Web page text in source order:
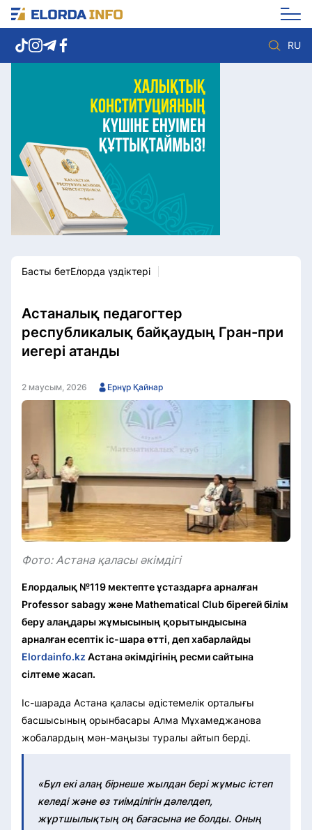
RU
Елорда жаңалықтары
Көзқарас
Саясат
Видео
Әлеумет
Экономика
Спорт
Мәдениет
Басты бетЕлорда үздіктері
Астаналық педагогтер
республикалық байқаудың Гран-при
иегері атанды
2 маусым, 2026 Ернұр Қайнар
Фото: Астана қаласы әкімдігі
Елордалық №119 мектепте ұстаздарға арналған
Professor sabagy және Mathematical Club бірегей білім
беру алаңдары жұмысының қорытындысына
арналған есептік іс-шара өтті, деп хабарлайды
Elordainfo.kz Астана әкімдігінің ресми сайтына
сілтеме жасап.
Іс-шарада Астана қаласы әдістемелік орталығы
басшысының орынбасары Алма Мұхамеджанова
жобалардың мән-маңызы туралы айтып берді.
«Бұл екі алаң бірнеше жылдан бері жұмыс істеп
келеді және өз тиімділігін дәлелдеп,
жұртшылықтың оң бағасына ие болды. Оның